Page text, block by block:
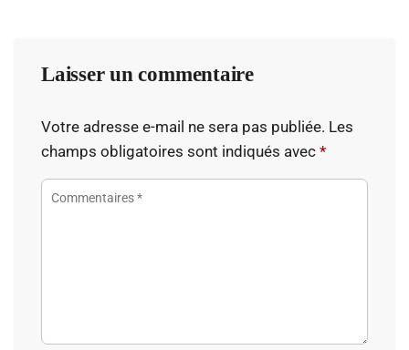
Laisser un commentaire
Votre adresse e-mail ne sera pas publiée. Les
champs obligatoires sont indiqués avec *